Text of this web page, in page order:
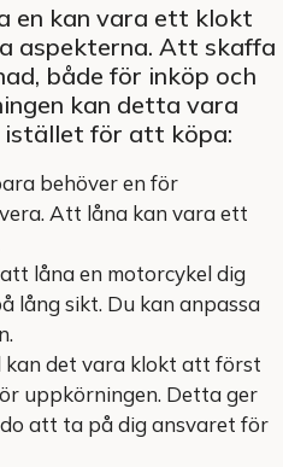
en kan vara ett klokt
aspekterna. Att skaffa
både för inköp och
kan detta vara
för att köpa:
behöver en för
Att låna kan vara ett
låna en motorcykel dig
lång sikt. Du kan anpassa
kan det vara klokt att först
uppkörningen. Detta ger
att ta på dig ansvaret för